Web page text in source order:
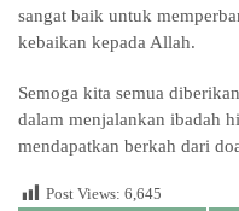
sangat baik untuk
kebaikan kepada Allah.
Semoga kita semua
dalam menjalankan ibadah
mendapatkan berkah dari
Post Views: 6,645